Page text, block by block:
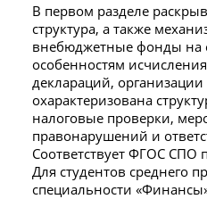
В первом разделе
структура, а также
внебюджетные фонды на
особенностям
деклараций,
охарактеризована
налоговые проверки,
правонарушений и
Соответствует ФГОС СПО
Для студентов среднего
специальности